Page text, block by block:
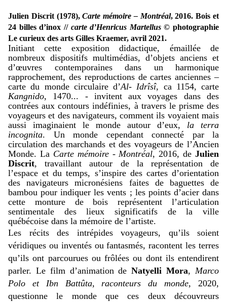
Julien Discrit (1978),Carte mémoire – Montréal, 2016. Bois et
24 billes d’inox // carte d’Henricus Martellus© photographie
Le curieux des arts Gilles Kraemer, avril 2021.
Initiant cette exposition didactique, émaillée de
nombreux dispositifs multimédias, d’objets anciens et
d’œuvres contemporaines dans un harmonique
rapprochement, des reproductions de cartes anciennes –
carte du monde circulaire d’Al- Idrîsî, ca 1154, carte
Kangnido, 1470... - invitent aux voyages dans des
contrées aux contours indéfinies, à travers le prisme des
voyageurs et des navigateurs, comment ils voyaient mais
aussi imaginaient le monde autour d’eux, la terra
incognita. Un monde cependant connecté par la
circulation des marchands et des voyageurs de l’Ancien
Monde. La Carte mémoire - Montréal, 2016, de Julien
Discrit, travaillant autour de la représentation de
l’espace et du temps, s’inspire des cartes d’orientation
des navigateurs micronésiens faites de baguettes de
bambou pour indiquer les vents ; les points d’acier dans
cette monture de bois représentent l’articulation
sentimentale des lieux significatifs de la ville
québécoise dans la mémoire de l’artiste.
Les récits des intrépides voyageurs, qu’ils soient
véridiques ou inventés ou fantasmés, racontent les terres
qu’ils ont parcourues ou frôlées ou dont ils entendirent
parler. Le film d’animation deNatyelli Mora,Marco
Polo et Ibn Battûta, raconteurs du monde, 2020,
questionne le monde que ces deux découvreurs